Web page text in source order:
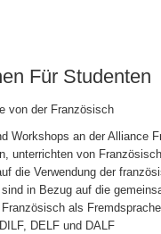
Für Studenten
von der Französisch
Workshops an der Alliance
unterrichten von
die Verwendung der
in Bezug auf die
als
DELF und DALF